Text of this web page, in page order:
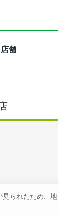
舗
られたため、